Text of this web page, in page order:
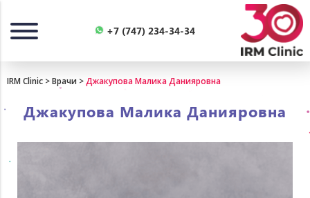
+7 (747) 234-34-34
IRM Clinic >Врачи >Джакупова Малика Данияровна
Джакупова Малика Данияровна